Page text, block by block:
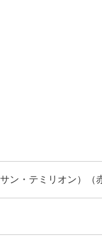
ン・テミリオン）（